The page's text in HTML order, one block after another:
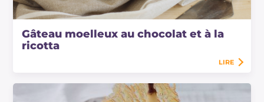
Gâteau moelleux au chocolat et à la
ricotta
LIRE